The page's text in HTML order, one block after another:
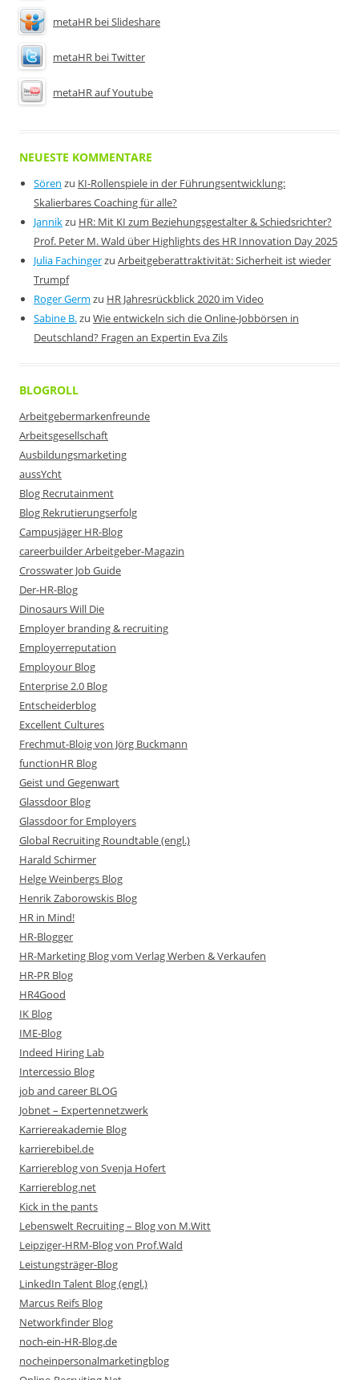
metaHR bei Slideshare
metaHR bei Twitter
metaHR auf Youtube
NEUESTE KOMMENTARE
Sören zu KI-Rollenspiele in der Führungsentwicklung:
Skalierbares Coaching für alle?
Jannikzu HR: Mit KI zum Beziehungsgestalter & Schiedsrichter?
Prof. Peter M. Wald über Highlights des HR Innovation Day 2025
Julia Fachingerzu Arbeitgeberattraktivität: Sicherheit ist wieder
Trumpf
Roger Germ zu HR Jahresrückblick 2020 im Video
Sabine B.zu Wie entwickeln sich die Online-Jobbörsen in
Deutschland? Fragen an Expertin Eva Zils
BLOGROLL
Arbeitgebermarkenfreunde
Arbeitsgesellschaft
Ausbildungsmarketing
aussYcht
Blog Recrutainment
Blog Rekrutierungserfolg
Campusjäger HR-Blog
careerbuilder Arbeitgeber-Magazin
Crosswater Job Guide
Der-HR-Blog
Dinosaurs Will Die
Employer branding & recruiting
Employerreputation
Employour Blog
Enterprise 2.0 Blog
Entscheiderblog
Excellent Cultures
Frechmut-Bloig von Jörg Buckmann
functionHR Blog
Geist und Gegenwart
Glassdoor Blog
Glassdoor for Employers
Global Recruiting Roundtable (engl.)
Harald Schirmer
Helge Weinbergs Blog
Henrik Zaborowskis Blog
HR in Mind!
HR-Blogger
HR-Marketing Blog vom Verlag Werben & Verkaufen
HR-PR Blog
HR4Good
IK Blog
IME-Blog
Indeed Hiring Lab
Intercessio Blog
job and career BLOG
Jobnet – Expertennetzwerk
Karriereakademie Blog
karrierebibel.de
Karriereblog von Svenja Hofert
Karriereblog.net
Kick in the pants
Lebenswelt Recruiting – Blog von M.Witt
Leipziger-HRM-Blog von Prof.Wald
Leistungsträger-Blog
LinkedIn Talent Blog (engl.)
Marcus Reifs Blog
Networkfinder Blog
noch-ein-HR-Blog.de
nocheinpersonalmarketingblog